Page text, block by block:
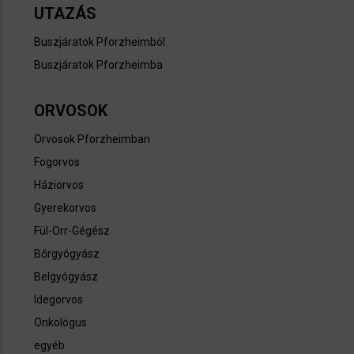
UTAZÁS
Buszjáratok Pforzheimból
Buszjáratok Pforzheimba
ORVOSOK
Orvosok Pforzheimban
Fogorvos
Háziorvos
Gyerekorvos
Fül-Orr-Gégész
Bőrgyógyász
Belgyógyász
Idegorvos
Onkológus
egyéb